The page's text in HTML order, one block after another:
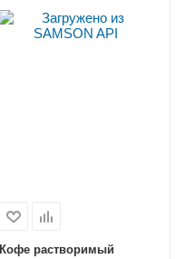
Кофе растворимый